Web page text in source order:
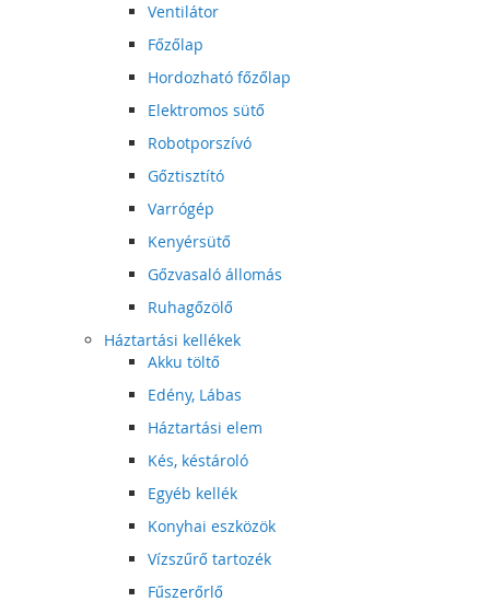
Ventilátor
Főzőlap
Hordozható főzőlap
Elektromos sütő
Robotporszívó
Gőztisztító
Varrógép
Kenyérsütő
Gőzvasaló állomás
Ruhagőzölő
Háztartási kellékek
Akku töltő
Edény, Lábas
Háztartási elem
Kés, késtároló
Egyéb kellék
Konyhai eszközök
Vízszűrő tartozék
Fűszerőrlő